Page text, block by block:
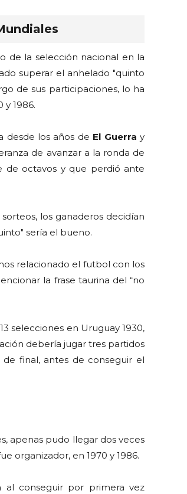
de la selección nacional en la
superar el anhelado "quinto
de sus participaciones, lo ha
1986.
desde los años de El Guerray
de avanzar a la ronda de
de octavos y que perdió ante
los ganaderos decidían
sería el bueno.
relacionado el futbol con los
la frase taurina del “no
selecciones en Uruguay 1930,
debería jugar tres partidos
final, antes de conseguir el
apenas pudo llegar dos veces
organizador, en 1970 y 1986.
al conseguir por primera vez